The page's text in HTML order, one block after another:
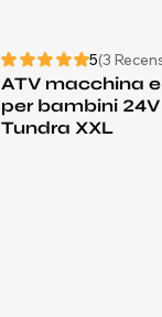
5(3
ATV macchina
per bambini
Tundra XXL